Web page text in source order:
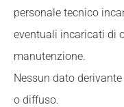
personale tecnico
eventuali incaricati di
manutenzione.
Nessun dato
o diffuso.